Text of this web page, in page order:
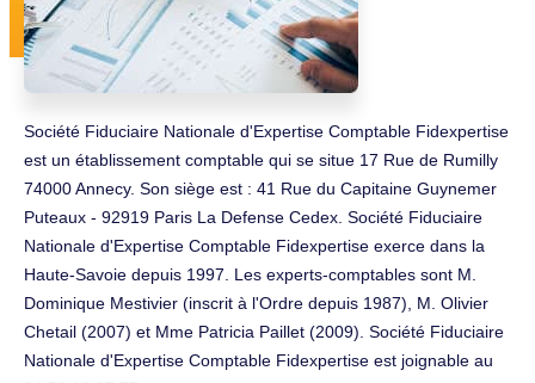
Société Fiduciaire Nationale d'Expertise Comptable Fidexpertise
est un établissement comptable qui se situe 17 Rue de Rumilly
74000 Annecy. Son siège est : 41 Rue du Capitaine Guynemer
Puteaux - 92919 Paris La Defense Cedex. Société Fiduciaire
Nationale d'Expertise Comptable Fidexpertise exerce dans la
Haute-Savoie depuis 1997. Les experts-comptables sont M.
Dominique Mestivier (inscrit à l'Ordre depuis 1987), M. Olivier
Chetail (2007) et Mme Patricia Paillet (2009). Société Fiduciaire
Nationale d'Expertise Comptable Fidexpertise est joignable au